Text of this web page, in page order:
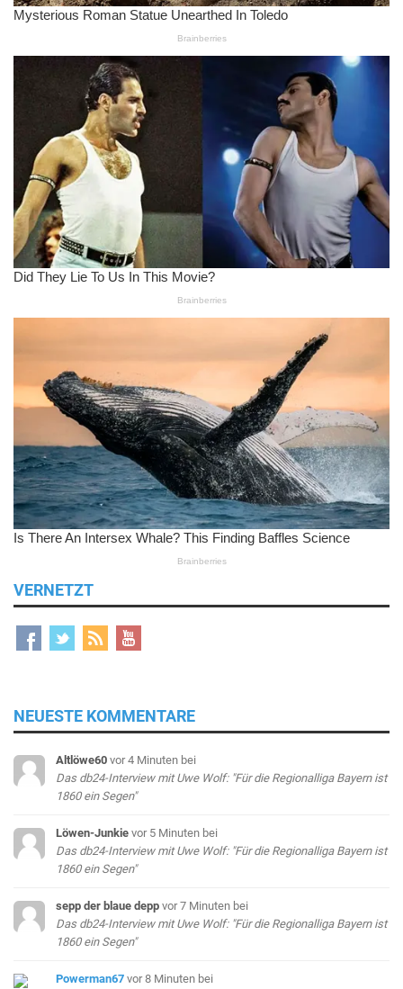
VERNETZT
NEUESTE KOMMENTARE
Altlöwe60 vor 4 Minuten bei
Das db24-Interview mit Uwe Wolf: "Für die Regionalliga Bayern ist
1860 ein Segen"
Löwen-Junkie vor 5 Minuten bei
Das db24-Interview mit Uwe Wolf: "Für die Regionalliga Bayern ist
1860 ein Segen"
sepp der blaue depp vor 7 Minuten bei
Das db24-Interview mit Uwe Wolf: "Für die Regionalliga Bayern ist
1860 ein Segen"
Powerman67 vor 8 Minuten bei